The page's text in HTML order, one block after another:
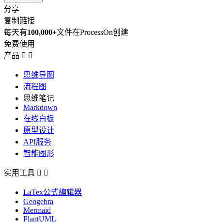
分享
复制链接
每天有100,000+文件在ProcessOn创建
免费使用
产品  
思维导图
流程图
思维笔记
Markdown
在线白板
原型设计
API服务
智能图形
实用工具  
LaTex公式编辑器
Geogebra
Mermaid
PlantUML